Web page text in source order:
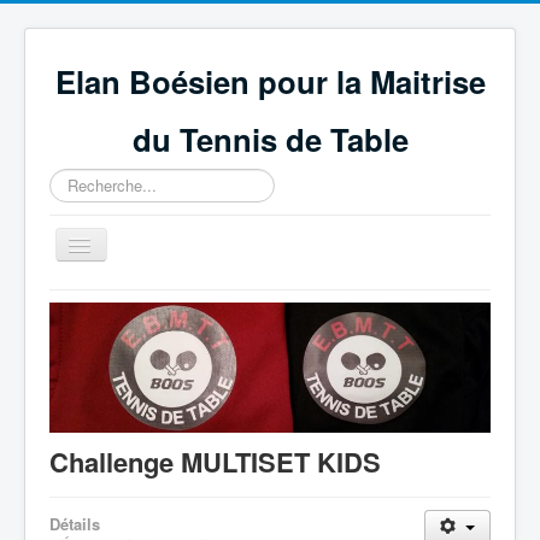
Elan Boésien pour la Maitrise
du Tennis de Table
Rechercher
Basculer
la
Accueil
Association
Compétitions
GEPNETT
Partenaires
Challenge MULTISET KIDS
Détails